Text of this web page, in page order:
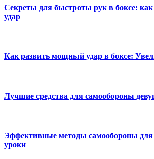
Секреты для быстроты рук в боксе:
удар
Как развить мощный удар в боксе:
Лучшие средства для самообороны
Эффективные методы самообороны
уроки